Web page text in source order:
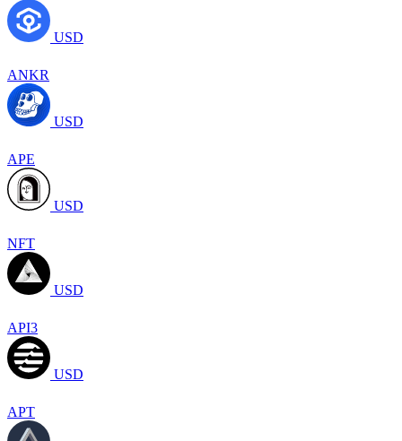
USD
ANKR
USD
APE
USD
NFT
USD
API3
USD
APT